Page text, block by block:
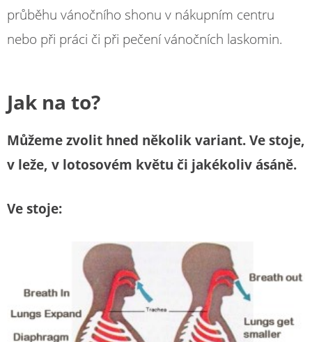
průběhu vánočního shonu v nákupním centru
nebo při práci či při pečení vánočních laskomin.
Jak na to?
Můžeme zvolit hned několik variant. Ve stoje,
v leže, v lotosovém květu či jakékoliv ásáně.
Ve stoje: